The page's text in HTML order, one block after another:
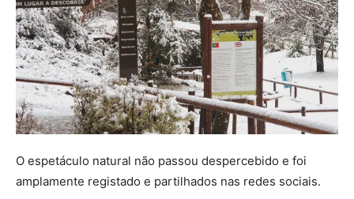
O espetáculo natural não passou despercebido e foi
amplamente registado e partilhados nas redes sociais.